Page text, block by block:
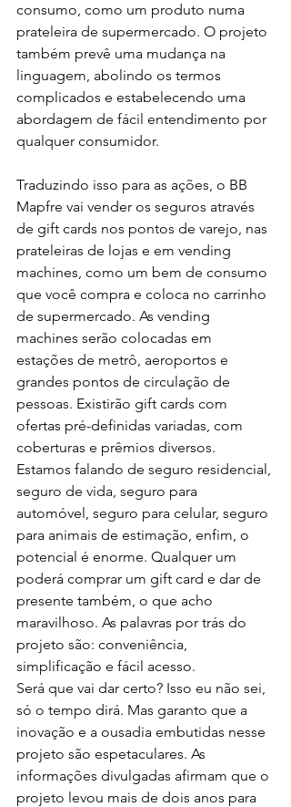
consumo, como um produto numa
prateleira de supermercado. O projeto
também prevê uma mudança na
linguagem, abolindo os termos
complicados e estabelecendo uma
abordagem de fácil entendimento por
qualquer consumidor.
Traduzindo isso para as ações, o BB
Mapfre vai vender os seguros através
de gift cards nos pontos de varejo, nas
prateleiras de lojas e em vending
machines, como um bem de consumo
que você compra e coloca no carrinho
de supermercado. As vending
machines serão colocadas em
estações de metrô, aeroportos e
grandes pontos de circulação de
pessoas. Existirão gift cards com
ofertas pré-definidas variadas, com
coberturas e prêmios diversos.
Estamos falando de seguro residencial,
seguro de vida, seguro para
automóvel, seguro para celular, seguro
para animais de estimação, enfim, o
potencial é enorme. Qualquer um
poderá comprar um gift card e dar de
presente também, o que acho
maravilhoso. As palavras por trás do
projeto são: conveniência,
simplificação e fácil acesso.
Será que vai dar certo? Isso eu não sei,
só o tempo dirá. Mas garanto que a
inovação e a ousadia embutidas nesse
projeto são espetaculares. As
informações divulgadas afirmam que o
projeto levou mais de dois anos para